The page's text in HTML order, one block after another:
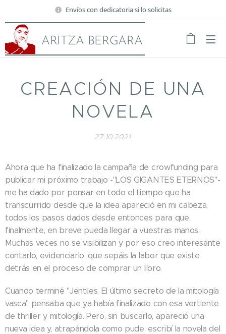
Envíos con dedicatoria si lo solicitas
ARITZA BERGARA
CREACIÓN DE UNA
NOVELA
27.10.2021
Ahora que ha finalizado la campaña de crowfunding para
publicar mi próximo trabajo -"LOS GIGANTES ETERNOS"-
me ha dado por pensar en todo el tiempo que ha
transcurrido desde que la idea apareció en mi cabeza,
todos los pasos dados desde entonces para que,
finalmente, en breve pueda llegar a vuestras manos.
Muchas veces no se visibilizan y por eso creo interesante
contarlo, evidenciarlo, que sepáis la labor que existe
detrás en el proceso de comprar un libro.
Cuando terminé "Jentiles. El último secreto de la mitología
vasca" pensaba que ya había finalizado con esa vertiente
de thriller y mitología. Pero, sin buscarlo, apareció una
nueva idea y, atrapándola como pude, escribí la novela del